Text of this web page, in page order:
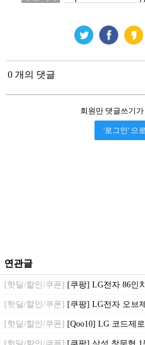
0 개의 댓글
회원만 댓글쓰기
'로그인' 으
연관글
[핫딜/할인/쿠폰] [쿠팡] LG전자 86인치 4K UHD LED
[핫딜/할인/쿠폰] [쿠팡] LG전자 오브제 컬렉
[핫딜/할인/쿠폰] [Qoo10] LG 코드제로 A9 무